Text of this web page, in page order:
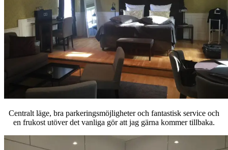
Centralt läge, bra parkeringsmöjligheter och fantastisk service och
en frukost utöver det vanliga gör att jag gärna kommer tillbaka.